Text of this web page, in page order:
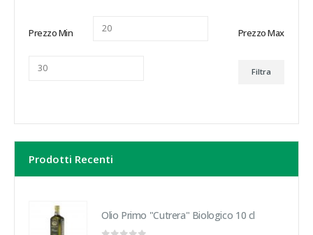
Prezzo Min Prezzo Max
Filtra
Prodotti Recenti
Olio Primo "Cutrera" Biologico 10 cl